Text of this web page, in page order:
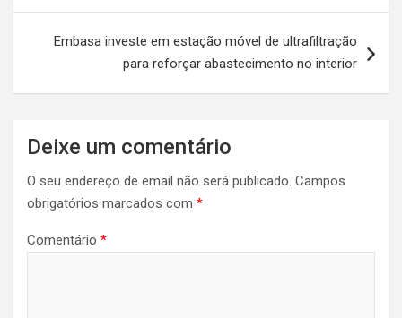
Embasa investe em estação móvel de ultrafiltração
para reforçar abastecimento no interior
Deixe um comentário
O seu endereço de email não será publicado. Campos
obrigatórios marcados com *
Comentário *